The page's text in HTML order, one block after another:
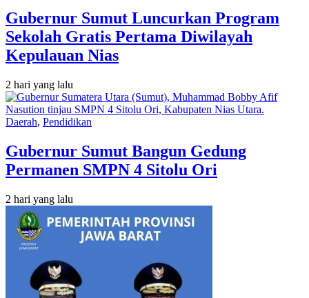
Gubernur Sumut Luncurkan Program
Sekolah Gratis Pertama Diwilayah
Kepulauan Nias
2 hari yang lalu
Daerah, Pendidikan
Gubernur Sumut Bangun Gedung
Permanen SMPN 4 Sitolu Ori
2 hari yang lalu